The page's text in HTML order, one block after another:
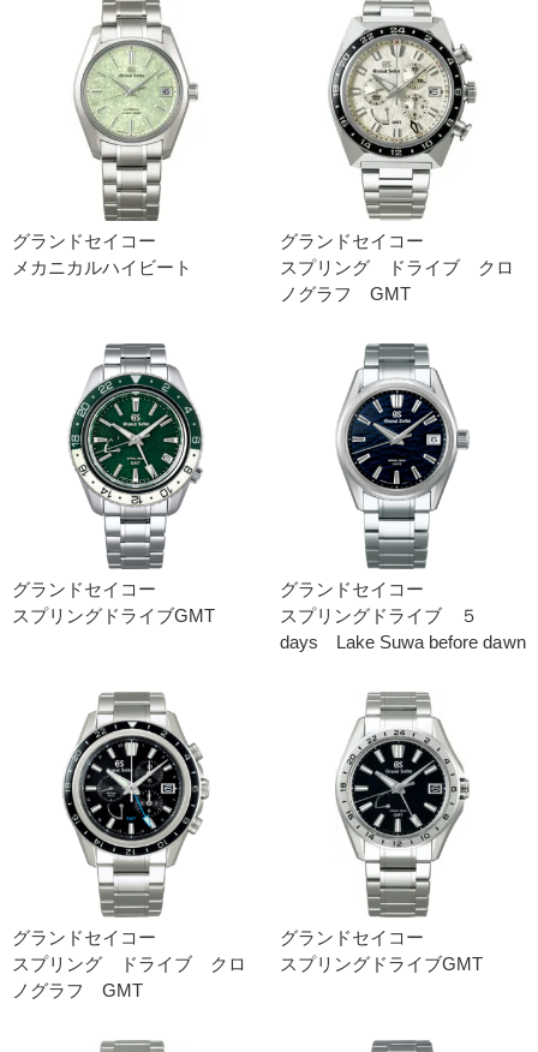
グランドセイコー
メカニカルハイビート
グランドセイコー
スプリング ドライブ クロ
ノグラフ GMT
グランドセイコー
スプリングドライブGMT
グランドセイコー
スプリングドライブ ５
days Lake Suwa before dawn
グランドセイコー
スプリング ドライブ クロ
ノグラフ GMT
グランドセイコー
スプリングドライブGMT